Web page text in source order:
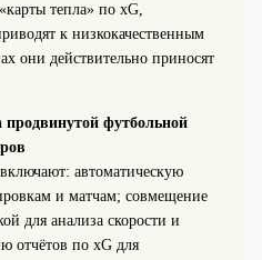
тепла» по xG,
к низкокачественным
они действительно приносят
продвинутой футбольной
автоматическую
и матчам; совмещение
для анализа скорости и
отчётов по xG для